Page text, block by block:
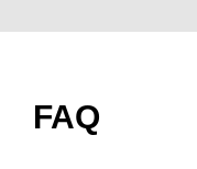
FAQ